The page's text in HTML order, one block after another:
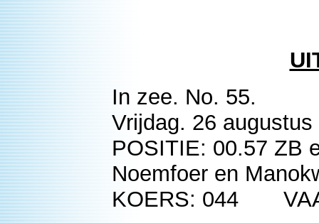
In zee. No. 55.
Vrijdag. 26 augustus
POSITIE: 00.57 ZB
Noemfoer en
KOERS: 044